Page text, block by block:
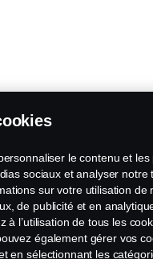
le contenu et
sociaux et analyser notre
sur votre utilisation de
de publicité et en
à l’utilisation de tous les
également gérer vos
en sélectionnant les